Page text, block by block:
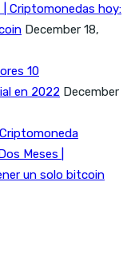
Criptomonedas hoy:
December 18,
10
en 2022 December
Meses |
un solo bitcoin